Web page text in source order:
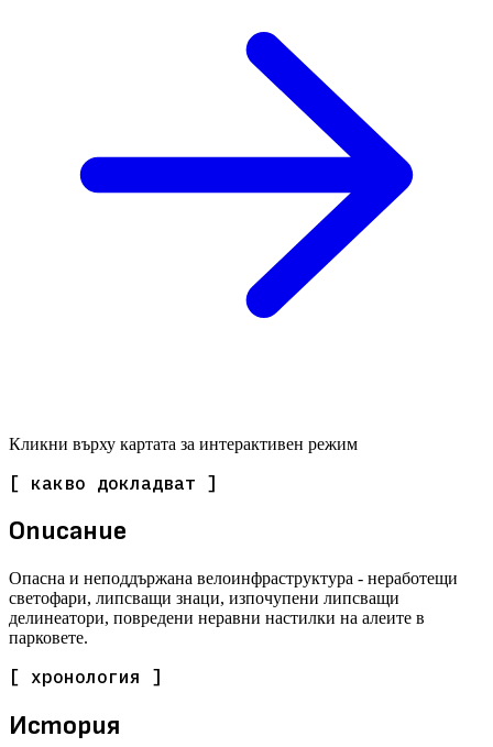
Кликни върху картата за интерактивен режим
[ какво докладват ]
Описание
Опасна и неподдържана велоинфраструктура - неработещи
светофари, липсващи знаци, изпочупени липсващи
делинеатори, повредени неравни настилки на алеите в
парковете.
[ хронология ]
История